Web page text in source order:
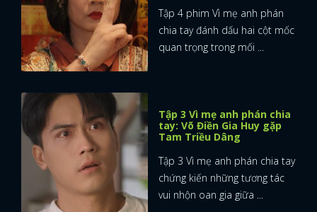
Tập 4 phim Vì mẹ anh phán
chia tay đánh dấu hai cột mốc
quan trọng trong mối ...
Tập 3 Vì mẹ anh phán chia
tay: Võ Điền Gia Huy gặp
Tam Triều Dâng
Tập 3 Vì mẹ anh phán chia tay
chứng kiến những tương tác
vui nhộn oan gia giữa ...